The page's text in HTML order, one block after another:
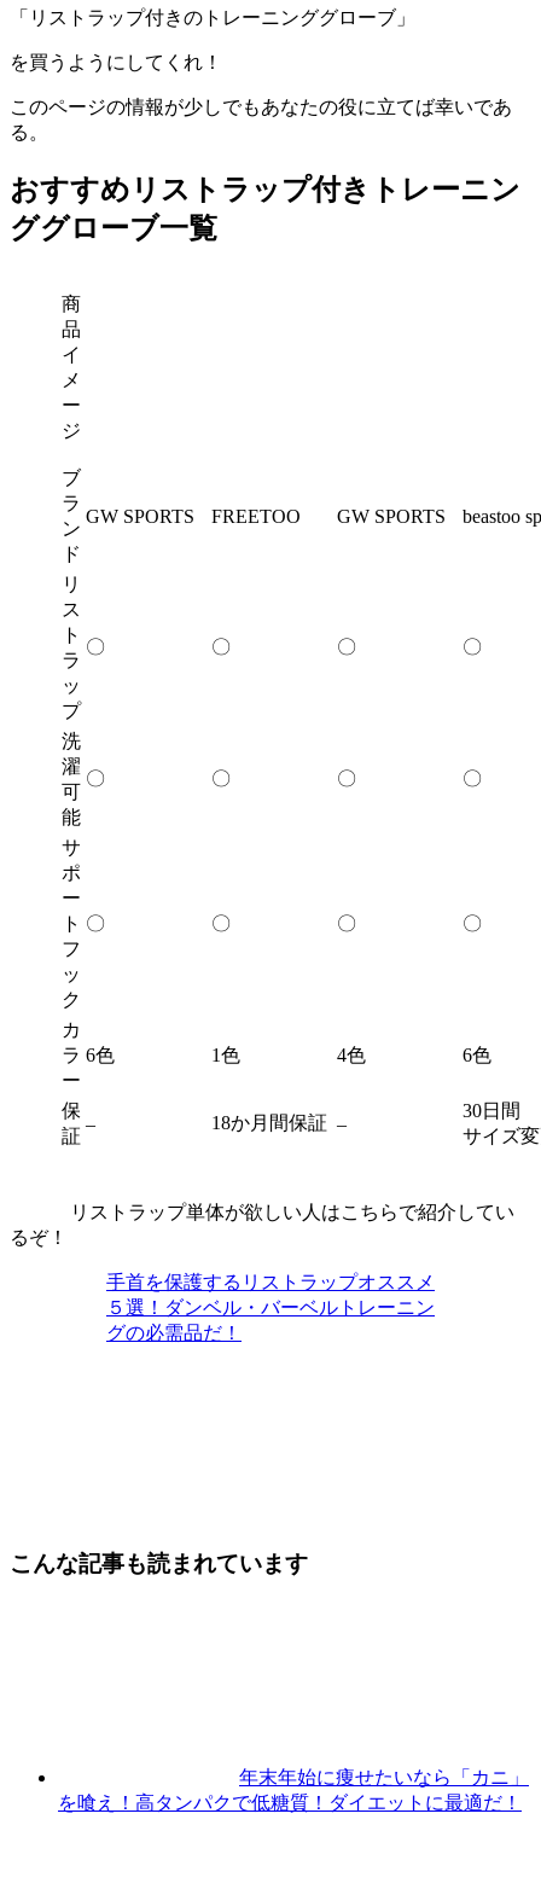
「 リストラップ付きのトレーニンググローブ 」
を買うようにしてくれ！
このページの情報が少しでもあなたの役に立てば幸いであ
る。
おすすめリストラップ付きトレーニン
ググローブ一覧
商
品
イ
メ
ー
ジ
ブ
ラ
ン
ド
GW SPORTS FREETOO GW SPORTS beastoo
リ
ス
ト
ラ
ッ
プ
〇 〇 〇 〇
洗
濯
可
能
〇 〇 〇 〇
サ
ポ
ー
ト
フ
ッ
ク
〇 〇 〇 〇
カ
ラ
ー
6色 1色 4色 6色
保
証
– 18か月間保証 –
30日間
サイズ
リストラップ単体が欲しい人はこちらで紹介してい
るぞ！
手首を保護するリストラップオススメ
５選！ダンベル・バーベルトレーニン
グの必需品だ！
こんな記事も読まれています
年末年始に痩せたいなら「カニ」
を喰え！高タンパクで低糖質！ダイエットに最適だ！